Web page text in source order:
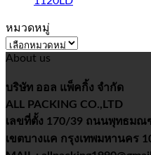
หมวดหมู่
หมวด
หมู่
About us
บริษัท ออล แพ็คกิ้ง จำกัด
ALL PACKING CO.,LTD
เลขที่ตั้ง 170/39 ถนนพุทธมณ
เขตบางแค กรุงเทพมหานคร